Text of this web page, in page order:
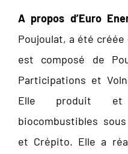
A propos d’Euro
Poujoulat, a été
est composé de
Participations et
Elle produit et
biocombustibles
et Crépito. Elle a